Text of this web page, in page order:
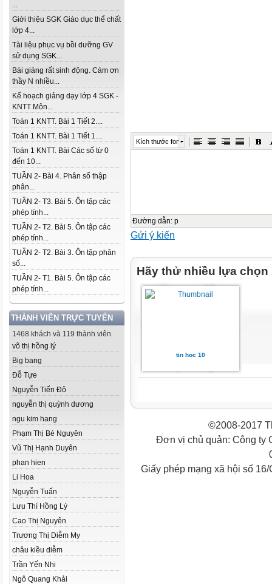
...
Giới thiệu SGK Giáo dục thể chất
lớp 4...
Tài liệu phục vụ bồi dưỡng GV
sử dụng SGK...
Bài giảng rất sinh động. Cảm ơn
thầy N nhiều...
Kế hoạch giảng dạy lớp 4 SGK -
KNTT Môn...
Toán 1 KNTT. Bài 1 Tiết 2....
Toán 1 KNTT. Bài 1 Tiết 1....
Toán 1 KNTT. Bài Các số từ 0
đến 10...
TUẦN 2- Bài 4. Phân số thập
phân...
TUẦN 2- T3. Bài 5. Ôn tập các
phép tính...
TUẦN 2- T2. Bài 5. Ôn tập các
phép tính...
TUẦN 2- T2. Bài 3. Ôn tập phân
số...
TUẦN 2- T1. Bài 5. Ôn tập các
phép tính...
THÀNH VIÊN TRỰC TUYẾN
1468 khách và 119 thành viên
võ thị hồng lý
Big bang
Đỗ Tựe
Nguyễn Tiến Đô
nguyễn thị quỳnh dương
ngu kim hang
Phạm Thị Bé Nguyên
Vũ Thị Hạnh Duyên
phan hien
Li Hoa
Nguyễn Tuấn
Lưu Thí Hồng Lý
Cao Thị Nguyên
Trương Thị Diễm My
châu kiều diễm
Trần Yến Nhi
Ngô Quang Khải
Kích thước font
Đường dẫn: p
Gửi ý kiến
Hãy thử nhiều lựa chọn
tin hoc 10
©2008-2017
Đơn vị chủ quản: Công ty
Giấy phép mạng xã hội số